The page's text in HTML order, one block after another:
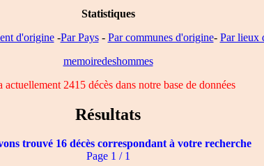
Statistiques
d'origine-Par Pays- Par communes d'origine- Par lieux
memoiredeshommes
actuellement 2415 décès dans notre base de données
Résultats
trouvé 16 décès correspondant à votre recherche
Page 1 / 1